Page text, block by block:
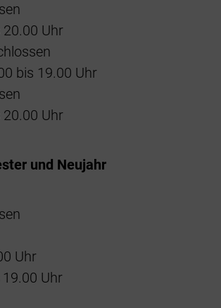
Uhr
bis 19.00 Uhr
Uhr
und Neujahr
Uhr
Uhr